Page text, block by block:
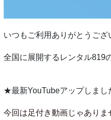
いつもご利用ありがとうござ
全国に展開するレンタル819
★最新YouTubeアップしまし
今回は足付き動画じゃありま